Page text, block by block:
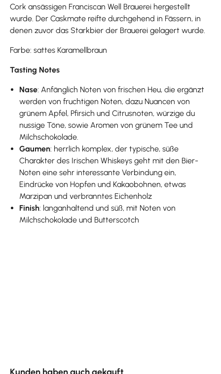
Cork ansässigen Franciscan Well Brauerei hergestellt
wurde. Der Caskmate reifte durchgehend in Fässern, in
denen zuvor das Starkbier der Brauerei gelagert wurde.
Farbe: sattes Karamellbraun
Tasting Notes
Nase: Anfänglich Noten von frischen Heu, die ergänzt
werden von fruchtigen Noten, dazu Nuancen von
grünem Apfel, Pfirsich und Citrusnoten, würzige du
nussige Töne, sowie Aromen von grünem Tee und
Milchschokolade.
Gaumen: herrlich komplex, der typische, süße
Charakter des Irischen Whiskeys geht mit den Bier-
Noten eine sehr interessante Verbindung ein,
Eindrücke von Hopfen und Kakaobohnen, etwas
Marzipan und verbranntes Eichenholz
Finish: langanhaltend und süß, mit Noten von
Milchschokolade und Butterscotch
Kunden haben auch gekauft